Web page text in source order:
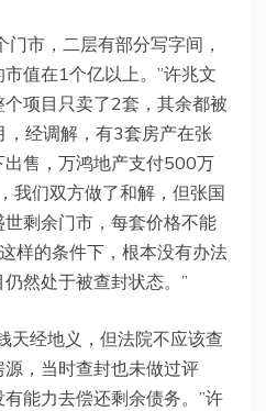
市，二层有部分写字间，
值在1个亿以上。”许兆文
项目只卖了2套，其余都被
经调解，有3套房产在张
售，万鸿地产支付500万
我们双方做了和解，但张国
剩余门市，每套价格不能
样的条件下，根本没有办法
然处于被查封状态。”
天经地义，但法院不应该查
，当时查封也未做过评
能力去偿还剩余债务。”许